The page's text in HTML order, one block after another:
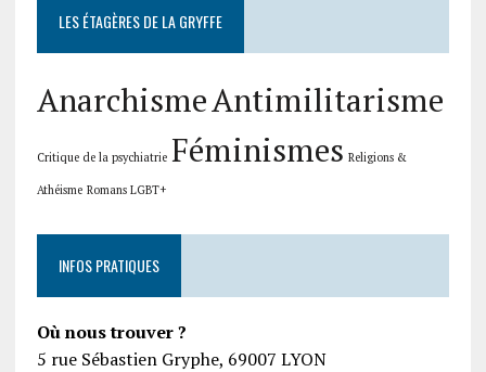
LES ÉTAGÈRES DE LA GRYFFE
AnarchismeAntimilitarisme
Critique de la psychiatrie Féminismes Religions &
Athéisme Romans LGBT+
INFOS PRATIQUES
Où nous trouver ?
5 rue Sébastien Gryphe, 69007 LYON